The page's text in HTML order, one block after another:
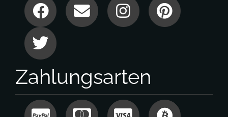
Zahlungsarten